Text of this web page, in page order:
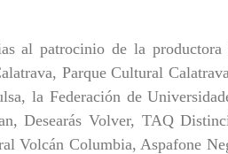
al patrocinio de la
Parque Cultural
la Federación de
Desearás Volver, TAQ
Volcán Columbia, Aspafone